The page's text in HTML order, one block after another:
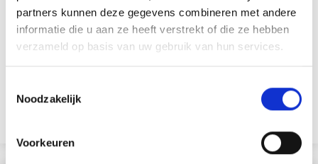
partners kunnen deze gegevens combineren met andere
informatie die u aan ze heeft verstrekt of die ze hebben
verzameld op basis van uw gebruik van hun services.
Noodzakelijk
Voorkeuren
PENNENHOUDER 9,5X7,5 CM